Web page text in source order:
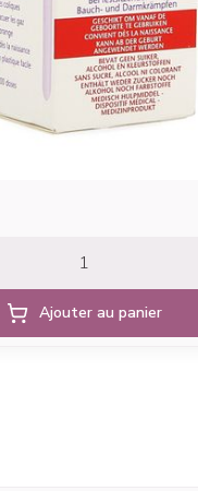
Sans colorants, Sans sucre
siméticone
Ajouter au panier